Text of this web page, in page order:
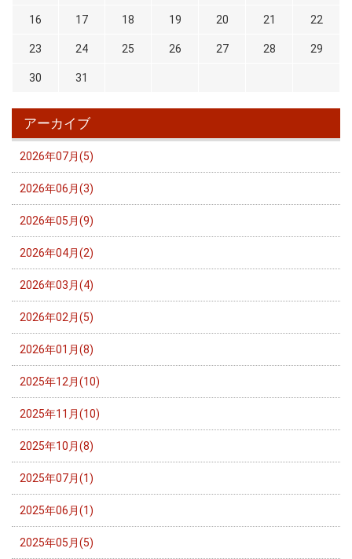
16 17 18 19 20 21 22
23 24 25 26 27 28 29
30 31
アーカイブ
2026年07月(5)
2026年06月(3)
2026年05月(9)
2026年04月(2)
2026年03月(4)
2026年02月(5)
2026年01月(8)
2025年12月(10)
2025年11月(10)
2025年10月(8)
2025年07月(1)
2025年06月(1)
2025年05月(5)